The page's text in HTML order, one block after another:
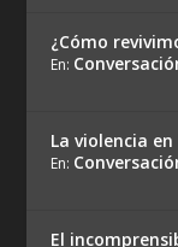
¿Cómo
En:
La violencia
En:
El